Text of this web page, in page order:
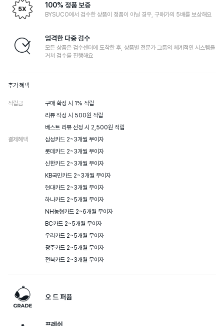
100% 정품 보증
BYSUCO에서 검수한 상품이 정품이 아닐 경우, 구매가의 5배를 보상해요
엄격한 다중 검수
모든 상품은 검수센터에 도착한 후, 상품별 전문가 그룹의 체계적인 시스템을
거쳐 검수를 진행해요
추가 혜택
적립금
구매 확정 시 1% 적립
리뷰 작성 시 500원 적립
베스트 리뷰 선정 시 2,500원 적립
결제혜택
삼성카드 2~3개월 무이자
롯데카드 2~3개월 무이자
신한카드 2~3개월 무이자
KB국민카드 2~3개월 무이자
현대카드 2~3개월 무이자
하나카드 2~5개월 무이자
NH농협카드 2~6개월 무이자
BC카드 2~5개월 무이자
우리카드 2~5개월 무이자
광주카드 2~5개월 무이자
전북카드 2~3개월 무이자
오 드 퍼퓸